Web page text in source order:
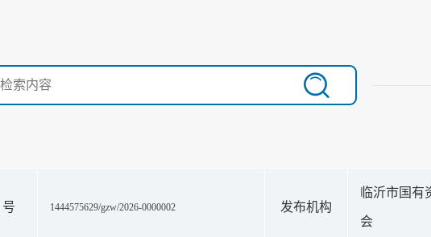
号 1444575629/gzw/2026-0000002 发布机构
临沂市国有
会